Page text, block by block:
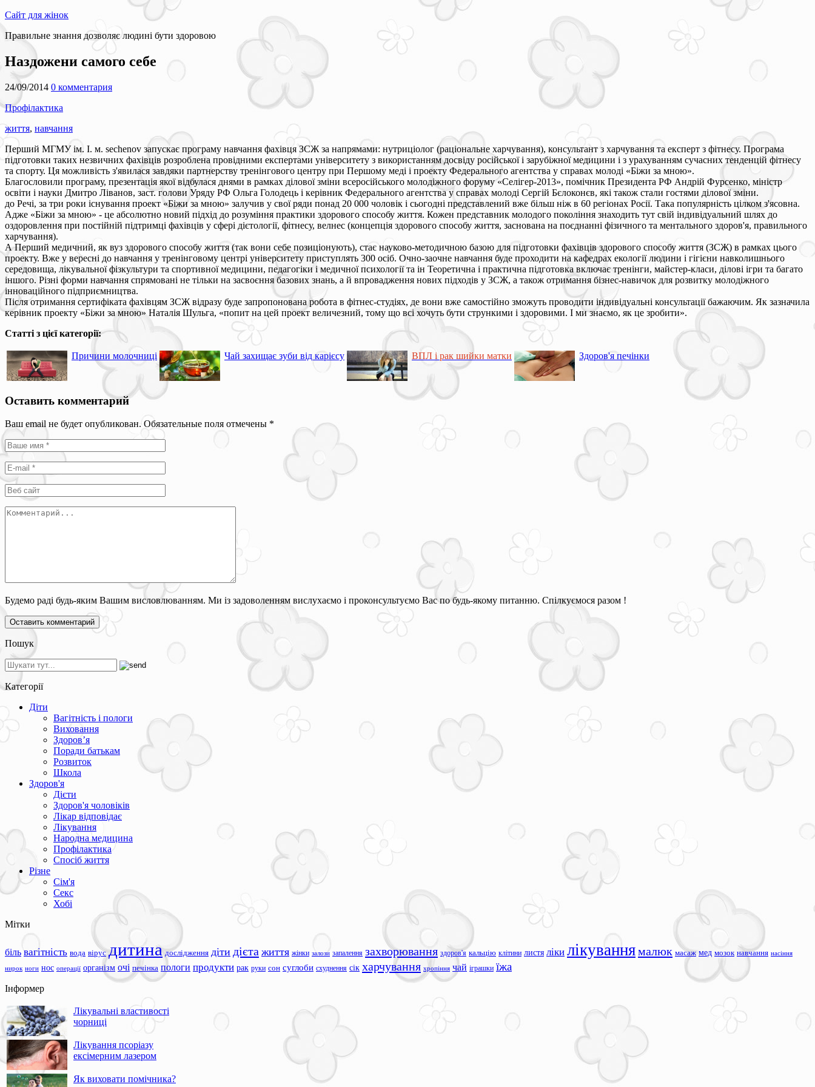
Сайт для жінок
Правильне знання дозволяє людині бути здоровою
Наздожени самого себе
24/09/2014 0 комментария
Профілактика
життя, навчання
Перший МГМУ ім. І. м. sechenov запускає програму навчання фахівця ЗСЖ за напрямами: нутриціолог (раціональне харчування), консультант з харчування та експерт з фітнесу. Програма
підготовки таких незвичних фахівців розроблена провідними експертами університету з використанням досвіду російської і зарубіжної медицини і з урахуванням сучасних тенденцій фітнесу
та спорту. Ця можливість з'явилася завдяки партнерству тренінгового центру при Першому меді і проекту Федерального агентства у справах молоді «Біжи за мною».
Благословили програму, презентація якої відбулася днями в рамках ділової зміни всеросійського молодіжного форуму «Селігер-2013», помічник Президента РФ Андрій Фурсенко, міністр
освіти і науки Дмитро Ліванов, заст. голови Уряду РФ Ольга Голодець і керівник Федерального агентства у справах молоді Сергій Бєлоконєв, які також стали гостями ділової зміни.
до Речі, за три роки існування проект «Біжи за мною» залучив у свої ряди понад 20 000 чоловік і сьогодні представлений вже більш ніж в 60 регіонах Росії. Така популярність цілком з'ясовна.
Адже «Біжи за мною» - це абсолютно новий підхід до розуміння практики здорового способу життя. Кожен представник молодого покоління знаходить тут свій індивідуальний шлях до
оздоровлення при постійній підтримці фахівців у сфері дієтології, фітнесу, велнес (концепція здорового способу життя, заснована на поєднанні фізичного та ментального здоров'я, правильного
харчування).
А Перший медичний, як вуз здорового способу життя (так вони себе позиціонують), стає науково-методичною базою для підготовки фахівців здорового способу життя (ЗСЖ) в рамках цього
проекту. Вже у вересні до навчання у тренінговому центрі університету приступлять 300 осіб. Очно-заочне навчання буде проходити на кафедрах екології людини і гігієни навколишнього
середовища, лікувальної фізкультури та спортивної медицини, педагогіки і медичної психології та ін Теоретична і практична підготовка включає тренінги, майстер-класи, ділові ігри та багато
іншого. Різні форми навчання спрямовані не тільки на засвоєння базових знань, а й впровадження нових підходів у ЗСЖ, а також отримання бізнес-навичок для розвитку молодіжного
інноваційного підприємництва.
Після отримання сертифіката фахівцям ЗСЖ відразу буде запропонована робота в фітнес-студіях, де вони вже самостійно зможуть проводити індивідуальні консультації бажаючим. Як зазначила
керівник проекту «Біжи за мною» Наталія Шульга, «попит на цей проект величезний, тому що всі хочуть бути стрункими і здоровими. І ми знаємо, як це зробити».
Статті з цієї категорії:
Причини молочниці Чай захищає зуби від карієсу ВПЛ і рак шийки матки Здоров'я печінки
Оставить комментарий
Ваш email не будет опубликован. Обязательные поля отмечены *
Будемо раді будь-яким Вашим висловлюванням. Ми із задоволенням вислухаємо і проконсультуємо Вас по будь-якому питанню. Спілкуємося разом !
Пошук
Категорії
Діти
Вагітність і пологи
Виховання
Здоров’я
Поради батькам
Розвиток
Школа
Здоров'я
Дієти
Здоров'я чоловіків
Лікар відповідає
Лікування
Народна медицина
Профілактика
Спосіб життя
Різне
Сім'я
Секс
Хобі
Мітки
біль вагітність вода вірус дитина дослідження діти дієта життя жінки залози запалення захворювання здоров'я кальцію клітини листя ліки лікуваннямалюк масаж мед мозок навчання насіння
нирок ноги нос операції організм очі печінка пологи продукти рак руки сон суглоби схуднення сік харчування хропіння чай іграшки їжа
Інформер
Лікувальні властивості
чорниці
Лікування псоріазу
ексімерним лазером
Як виховати помічника?